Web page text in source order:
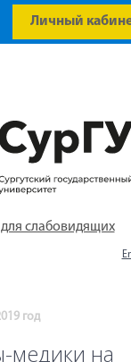
Личный
слабовидящих
год
медики на